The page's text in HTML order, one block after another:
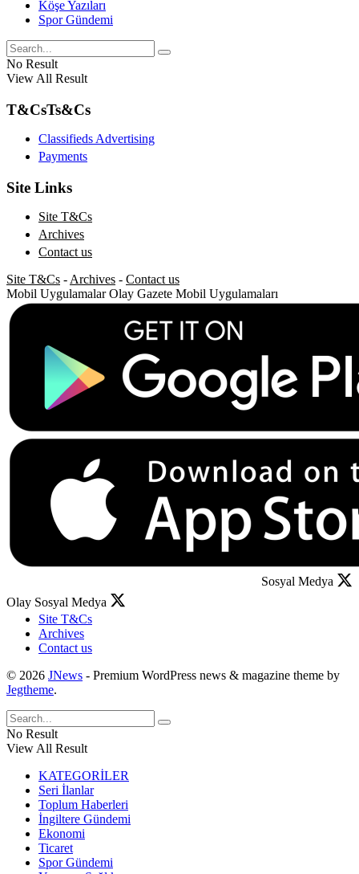
Köşe Yazıları
Spor Gündemi
No Result
View All Result
T&CsTs&Cs
Classifieds Advertising
Payments
Site Links
Site T&Cs
Archives
Contact us
Site T&Cs - Archives - Contact us
Mobil Uygulamalar Olay Gazete Mobil Uygulamaları
Sosyal Medya
Olay Sosyal Medya
Site T&Cs
Archives
Contact us
© 2026 JNews - Premium WordPress news & magazine theme by
Jegtheme.
No Result
View All Result
KATEGORİLER
Seri İlanlar
Toplum Haberleri
İngiltere Gündemi
Ekonomi
Ticaret
Spor Gündemi